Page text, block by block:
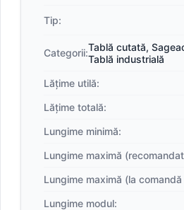
Tip:
Categorii:Tablă cutată,
Tablă industrială
Lățime utilă:
Lățime totală:
Lungime minimă:
Lungime maximă
Lungime maximă (la
Lungime modul: